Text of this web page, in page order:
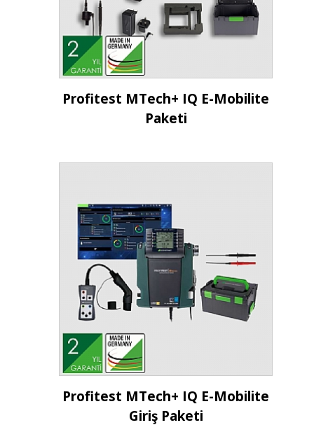
İncele
Profitest MTech+ IQ E-Mobilite
Paketi
İncele
Profitest MTech+ IQ E-Mobilite
Giriş Paketi